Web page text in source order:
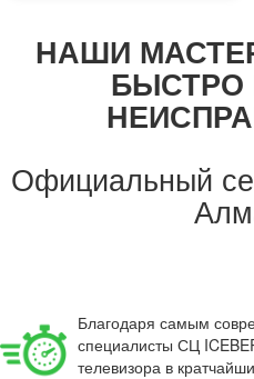
НАШИ
БЫСТРО
Официальный
Благодаря самым
специалисты СЦ
телевизора в